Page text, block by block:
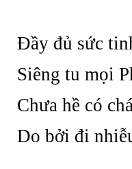
Đầy đủ sức
Siêng tu mọi
Chưa hề có
Do bởi đi